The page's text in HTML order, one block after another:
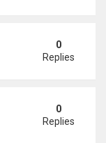
0
Replies
kẻ trộm trong
0
Replies